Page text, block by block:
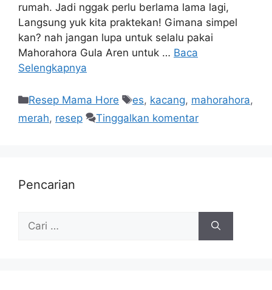
rumah. Jadi nggak perlu berlama lama lagi,
Langsung yuk kita praktekan! Gimana simpel
kan? nah jangan lupa untuk selalu pakai
Mahorahora Gula Aren untuk … Baca
Selengkapnya
Resep Mama Hore es, kacang, mahorahora,
merah, resep Tinggalkan komentar
Pencarian